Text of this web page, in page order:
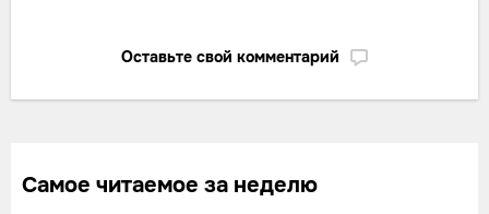
Оставьте свой комментарий
Самое читаемое за неделю